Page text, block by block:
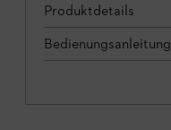
Produktdetails
Bedienungsanleitung